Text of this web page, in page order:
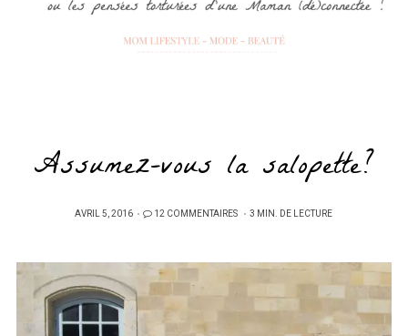
Assumez-vous la salopette?
PUBLIÉ
AVRIL 5, 2016 12 COMMENTAIRES 3 MIN. DE LECTURE